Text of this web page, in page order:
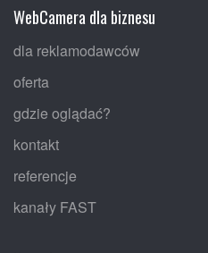
WebCamera dla biznesu
dla reklamodawców
oferta
gdzie oglądać?
kontakt
referencje
kanały FAST